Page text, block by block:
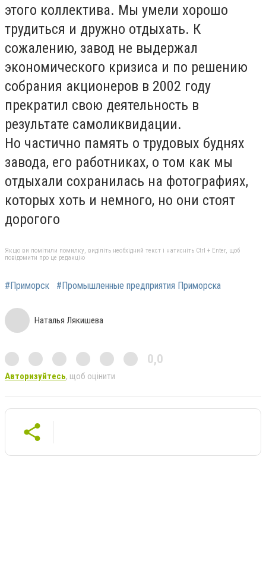
этого коллектива. Мы умели хорошо
трудиться и дружно отдыхать. К
сожалению, завод не выдержал
экономического кризиса и по решению
собрания акционеров в 2002 году
прекратил свою деятельность в
результате самоликвидации.
Но частично память о трудовых буднях
завода, его работниках, о том как мы
отдыхали сохранилась на фотографиях,
которых хоть и немного, но они стоят
дорогого
Якщо ви помітили помилку, виділіть необхідний текст і натисніть Ctrl + Enter, щоб
повідомити про це редакцію
#Приморск #Промышленные предприятия Приморска
Наталья Лякишева
0,0
Авторизуйтесь, щоб оцінити